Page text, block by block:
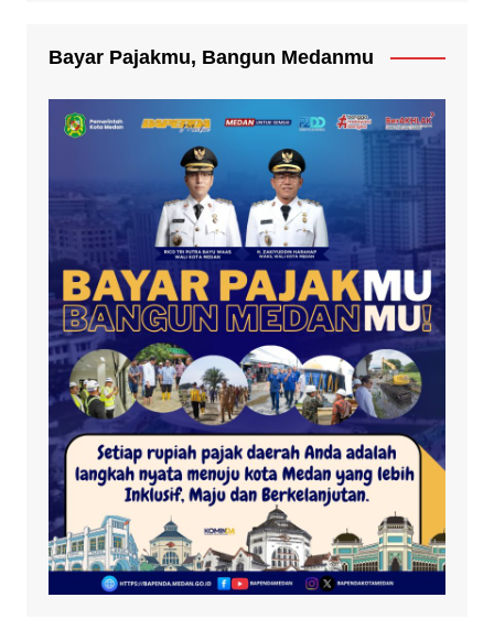
Bayar Pajakmu, Bangun Medanmu